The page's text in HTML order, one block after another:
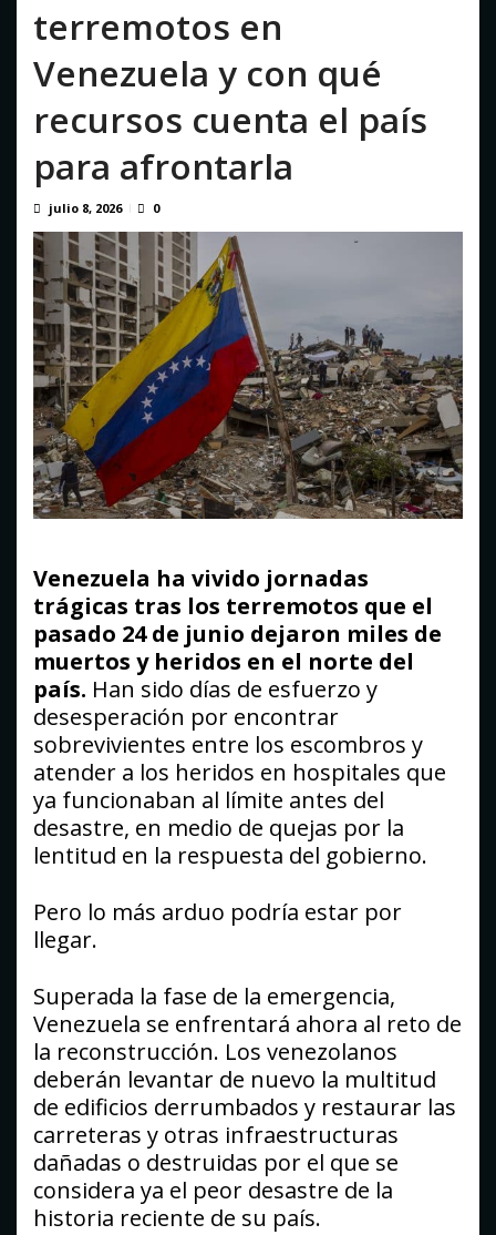
astro argentino
agosto 8, 2026
terremotos en
Venezuela y con qué
recursos cuenta el país
para afrontarla
julio 8, 2026 0
Venezuela ha vivido jornadas
trágicas tras los terremotos que el
pasado 24 de junio dejaron miles de
muertos y heridos en el norte del
país. Han sido días de esfuerzo y
desesperación por encontrar
sobrevivientes entre los escombros y
atender a los heridos en hospitales que
ya funcionaban al límite antes del
desastre, en medio de quejas por la
lentitud en la respuesta del gobierno.
Pero lo más arduo podría estar por
llegar.
Superada la fase de la emergencia,
Venezuela se enfrentará ahora al reto de
la reconstrucción. Los venezolanos
deberán levantar de nuevo la multitud
de edificios derrumbados y restaurar las
carreteras y otras infraestructuras
dañadas o destruidas por el que se
considera ya el peor desastre de la
historia reciente de su país.